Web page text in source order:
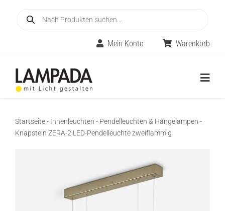
search
Mein Konto Warenkorb
Online-Shop
Startseite- Innenleuchten - Pendelleuchten & Hängelampen -
Knapstein ZERA-2 LED-Pendelleuchte zweiflammig